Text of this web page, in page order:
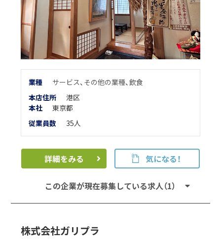
業種 サービス、 その他の業種、飲食
本店住所
港区
本社
東京都
従業員数
35人
詳細をみる 気になる！
この企業が現在募集している求人（1）
株式会社ガリプラ